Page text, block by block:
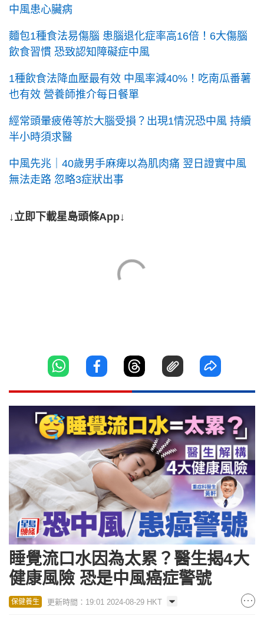
中風患心臟病
麵包1種食法易傷腦 患腦退化症率高16倍！6大傷腦
飲食習慣 恐致認知障礙症中風
1種飲食法降血壓最有效 中風率減40%！吃南瓜番薯
也有效 營養師推介每日餐單
經常頭暈疲倦等於大腦受損？出現1情況恐中風 持續
半小時須求醫
中風先兆｜40歲男手麻痺以為肌肉痛 翌日證實中風
無法走路 忽略3症狀出事
↓立即下載星島頭條App↓
睡覺流口水因為太累？醫生揭4大
健康風險 恐是中風癌症警號
保健養生 更新時間：19:01 2024-08-29 HKT